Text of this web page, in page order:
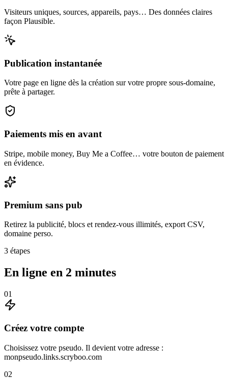
Visiteurs uniques, sources, appareils, pays… Des données claires
façon Plausible.
Publication instantanée
Votre page en ligne dès la création sur votre propre sous-domaine,
prête à partager.
Paiements mis en avant
Stripe, mobile money, Buy Me a Coffee… votre bouton de paiement
en évidence.
Premium sans pub
Retirez la publicité, blocs et rendez-vous illimités, export CSV,
domaine perso.
3 étapes
En ligne en 2 minutes
01
Créez votre compte
Choisissez votre pseudo. Il devient votre adresse :
monpseudo.links.scryboo.com
02